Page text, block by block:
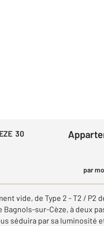
30
par
vide, de Type 2 - T2 / P2
Bagnols-sur-Cèze, à deux
séduira par sa luminosité